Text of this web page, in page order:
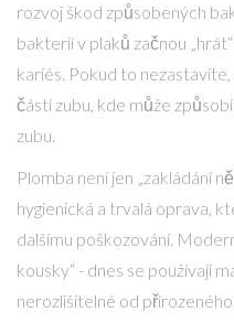
rozvoj škod způsobených
bakterií v plaků začnou
kariés. Pokud to
částí zubu, kde může
zubu.
Plomba není jen „zakládání
hygienická a trvalá oprava,
dalšímu poškozování.
kousky“ - dnes se používají
nerozlišitelné od přirozeného